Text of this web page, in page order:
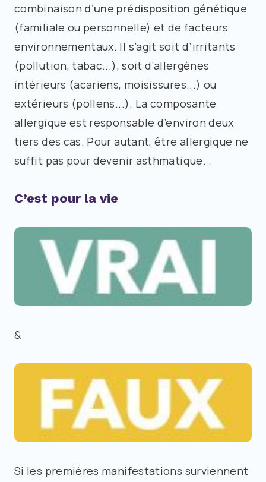
combinaison d’une prédisposition génétique
(familiale ou personnelle) et de facteurs
environnementaux. Il s’agit soit d’irritants
(pollution, tabac...), soit d’allergènes
intérieurs (acariens, moisissures...) ou
extérieurs (pollens...). La composante
allergique est responsable d’environ deux
tiers des cas. Pour autant, être allergique ne
suffit pas pour devenir asthmatique. .
C’est pour la vie
&
Si les premières manifestations surviennent